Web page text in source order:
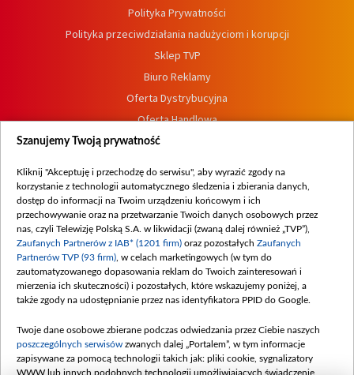
Polityka Prywatności
Polityka przeciwdziałania nadużyciom i korupcji
Sklep TVP
Biuro Reklamy
Oferta Dystrybucyjna
Oferta Handlowa
Dostępność
Procedura zgłoszeń wewnętrznych
Szanujemy Twoją prywatność
Kliknij "Akceptuję i przechodzę do serwisu", aby wyrazić zgody na
korzystanie z technologii automatycznego śledzenia i zbierania danych,
dostęp do informacji na Twoim urządzeniu końcowym i ich
przechowywanie oraz na przetwarzanie Twoich danych osobowych przez
nas, czyli Telewizję Polską S.A. w likwidacji (zwaną dalej również „TVP”),
Zaufanych Partnerów z IAB* (1201 firm) oraz pozostałych Zaufanych
Partnerów TVP (93 firm) , w celach marketingowych (w tym do
zautomatyzowanego dopasowania reklam do Twoich zainteresowań i
mierzenia ich skuteczności) i pozostałych, które wskazujemy poniżej, a
także zgody na udostępnianie przez nas identyfikatora PPID do Google.
Twoje dane osobowe zbierane podczas odwiedzania przez Ciebie naszych
poszczególnych serwisów zwanych dalej „Portalem”, w tym informacje
zapisywane za pomocą technologii takich jak: pliki cookie, sygnalizatory
WWW lub innych podobnych technologii umożliwiających świadczenie